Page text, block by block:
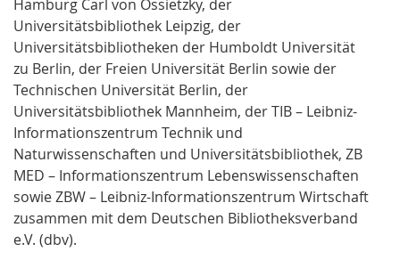
Hamburg Carl von Ossietzky, der
Universitätsbibliothek Leipzig, der
Universitätsbibliotheken der Humboldt Universität
zu Berlin, der Freien Universität Berlin sowie der
Technischen Universität Berlin, der
Universitätsbibliothek Mannheim, der TIB – Leibniz-
Informationszentrum Technik und
Naturwissenschaften und Universitätsbibliothek, ZB
MED – Informationszentrum Lebenswissenschaften
sowie ZBW – Leibniz-Informationszentrum Wirtschaft
zusammen mit dem Deutschen Bibliotheksverband
e.V. (dbv).